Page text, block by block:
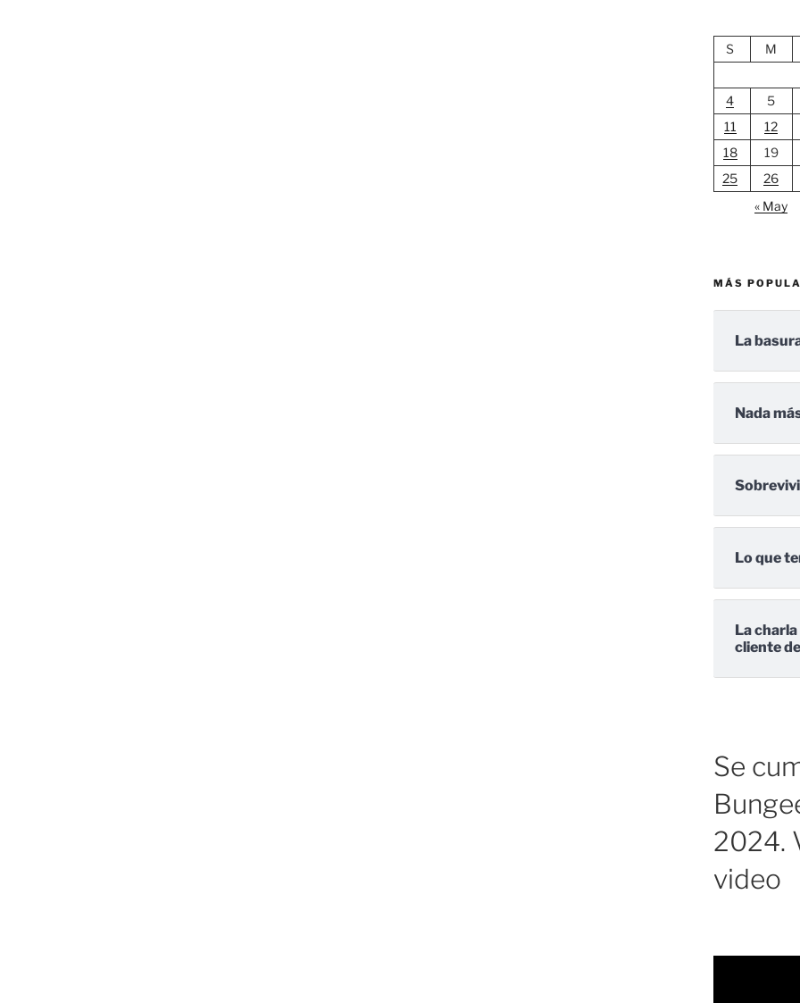
S M
4
5
11
12
18
19
25
26
« May
MÁS
La
Nada
Lo que
La
cliente
Se
2024.
video